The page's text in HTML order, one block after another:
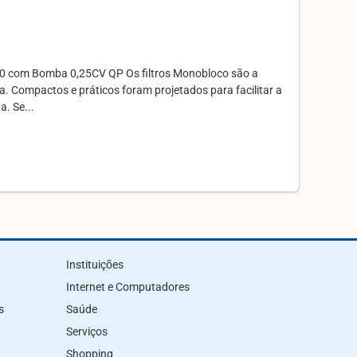
Bomba 0,25CV QP Os filtros Monobloco são a
Compactos e práticos foram projetados para facilitar a
Se...
Instituições
Internet e Computadores
Saúde
Serviços
Shopping